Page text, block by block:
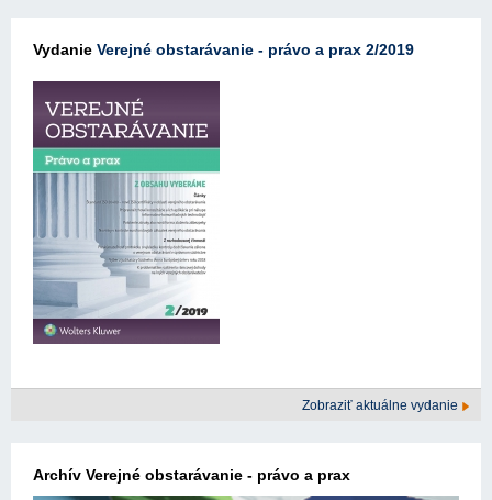
Vydanie Verejné obstarávanie - právo a prax 2/2019
Zobraziť aktuálne vydanie
Archív Verejné obstarávanie - právo a prax